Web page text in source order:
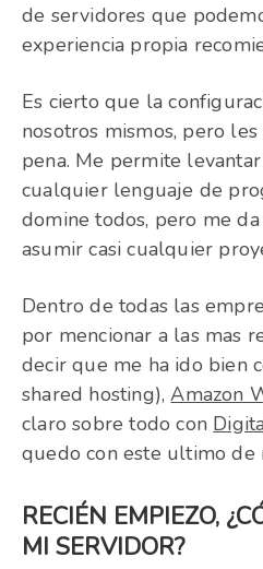
de servidores que
experiencia propia
Es cierto que la
nosotros mismos, pero
pena. Me permite
cualquier lenguaje de
domine todos, pero me
asumir casi cualquier
Dentro de todas las
por mencionar a las mas
decir que me ha ido bien
shared hosting),Amazon
claro sobre todo con
quedo con este ultimo de
RECIÉN EMPIEZO,
MI SERVIDOR?